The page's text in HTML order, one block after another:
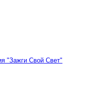
"Зажги Свой Свет"